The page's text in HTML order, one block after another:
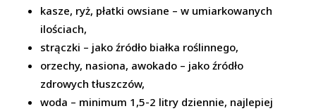
kasze, ryż, płatki owsiane – w umiarkowanych
ilościach,
strączki – jako źródło białka roślinnego,
orzechy, nasiona, awokado – jako źródło
zdrowych tłuszczów,
woda – minimum 1,5-2 litry dziennie, najlepiej